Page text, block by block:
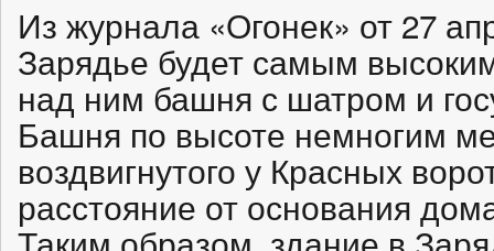
Из журнала «Огонек» от 27
Зарядье будет самым
над ним башня с шатром и
Башня по высоте немногим
воздвигнутого у Красных
расстояние от основания